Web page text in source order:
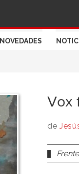
NOVEDADES
Vox
de